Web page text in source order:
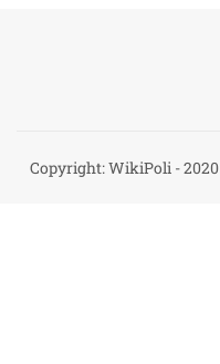
Copyright: WikiPoli - 2020